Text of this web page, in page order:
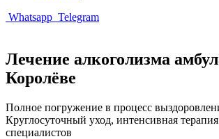
Whatsapp Telegram
Лечение алкоголизма
Королёве
Полное погружение в процесс
Круглосуточный уход, интенсивная
специалистов